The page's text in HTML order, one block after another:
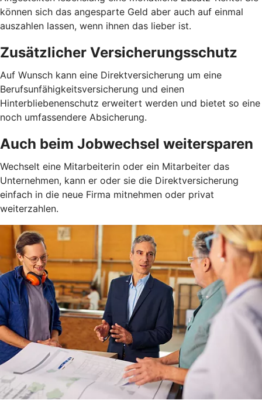
können sich das angesparte Geld aber auch auf einmal
auszahlen lassen, wenn ihnen das lieber ist.
Zusätzlicher Versicherungsschutz
Auf Wunsch kann eine Direktversicherung um eine
Berufsunfähigkeitsversicherung und einen
Hinterbliebenenschutz erweitert werden und bietet so eine
noch umfassendere Absicherung.
Auch beim Jobwechsel weitersparen
Wechselt eine Mitarbeiterin oder ein Mitarbeiter das
Unternehmen, kann er oder sie die Direktversicherung
einfach in die neue Firma mitnehmen oder privat
weiterzahlen.